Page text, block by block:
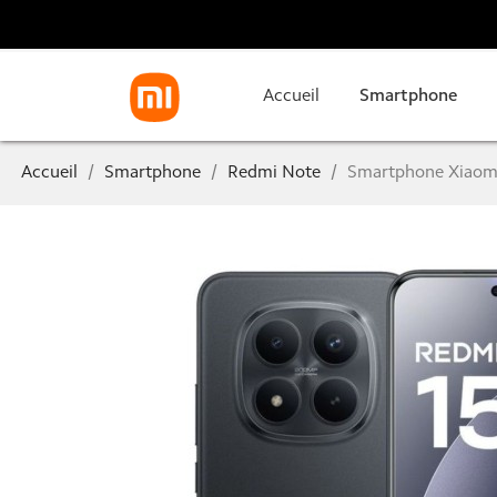
Accueil Smartphone
Accueil Smartphone Redmi Note Smartphone